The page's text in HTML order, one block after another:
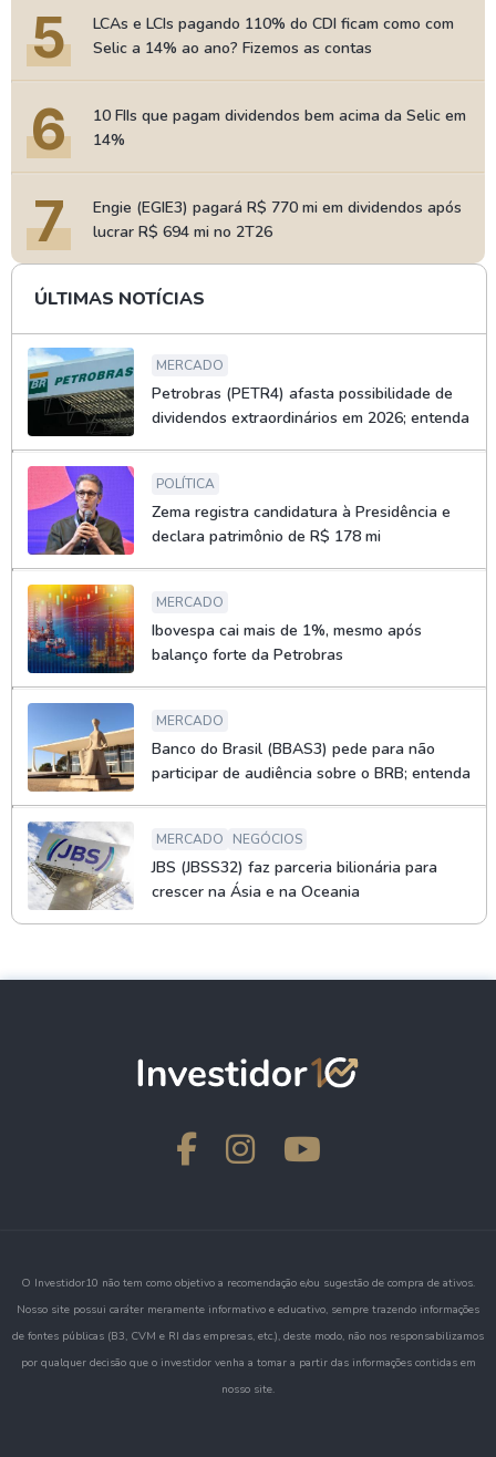
5
LCAs e LCIs pagando 110% do CDI ficam como com
Selic a 14% ao ano? Fizemos as contas
6
10 FIIs que pagam dividendos bem acima da Selic em
14%
7
Engie (EGIE3) pagará R$ 770 mi em dividendos após
lucrar R$ 694 mi no 2T26
ÚLTIMAS NOTÍCIAS
MERCADO
Petrobras (PETR4) afasta possibilidade de
dividendos extraordinários em 2026; entenda
POLÍTICA
Zema registra candidatura à Presidência e
declara patrimônio de R$ 178 mi
MERCADO
Ibovespa cai mais de 1%, mesmo após
balanço forte da Petrobras
MERCADO
Banco do Brasil (BBAS3) pede para não
participar de audiência sobre o BRB; entenda
MERCADO NEGÓCIOS
JBS (JBSS32) faz parceria bilionária para
crescer na Ásia e na Oceania
O Investidor10 não tem como objetivo a recomendação e/ou sugestão de compra de ativos.
Nosso site possui caráter meramente informativo e educativo, sempre trazendo informações
de fontes públicas (B3, CVM e RI das empresas, etc.), deste modo, não nos responsabilizamos
por qualquer decisão que o investidor venha a tomar a partir das informações contidas em
nosso site.